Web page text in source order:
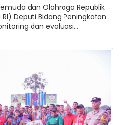
dan Olahraga Republik
Deputi Bidang Peningkatan
dan evaluasi...